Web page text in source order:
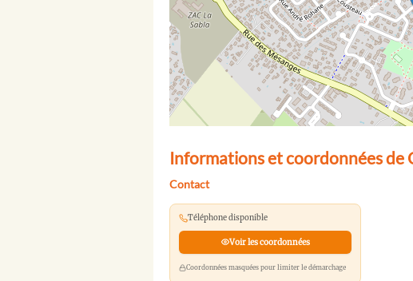
Informations et coordonnées de
Contact
Téléphone disponible
Voir les coordonnées
Coordonnées masquées pour limiter le démarchage